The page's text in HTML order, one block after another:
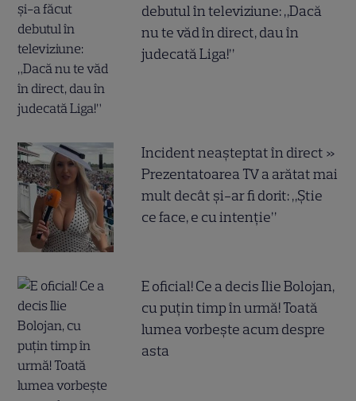
debutul în televiziune: „Dacă
nu te văd în direct, dau în
judecată Liga!”
Incident neașteptat în direct »
Prezentatoarea TV a arătat mai
mult decât și-ar fi dorit: „Știe
ce face, e cu intenție”
E oficial! Ce a decis Ilie Bolojan,
cu puțin timp în urmă! Toată
lumea vorbește acum despre
asta